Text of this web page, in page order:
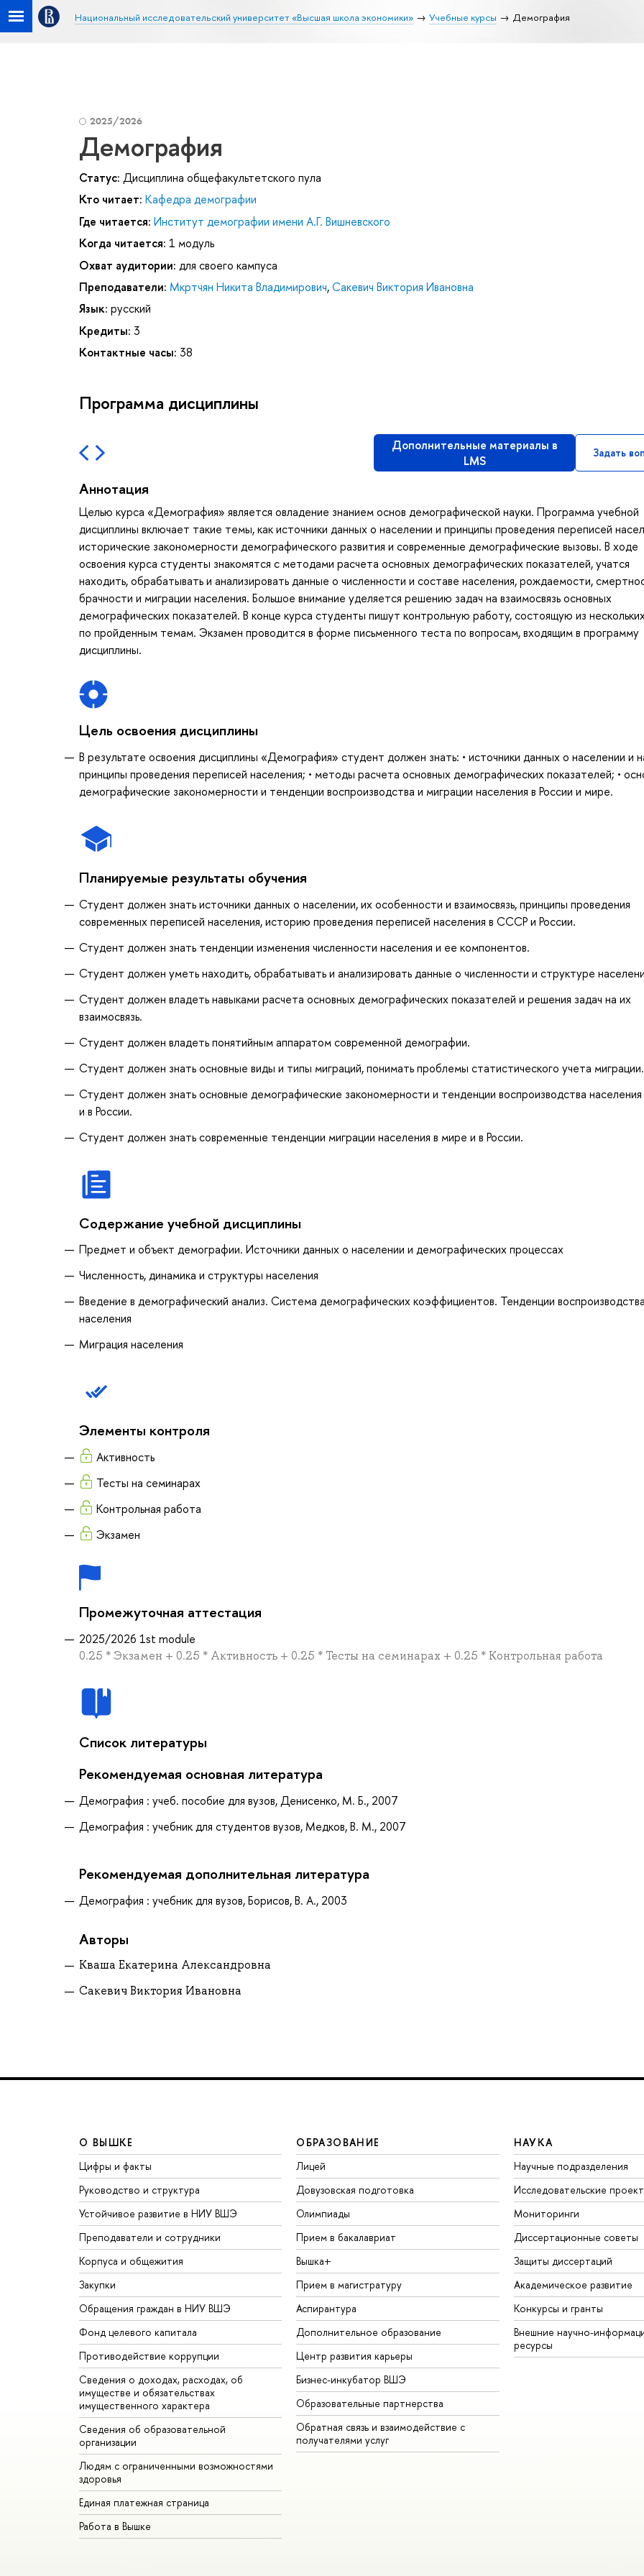
Национальный исследовательский университет «Высшая школа экономики» Учебные курсы Демография
2025/2026
Демография
Статус: Дисциплина общефакультетского пула
Кто читает: Кафедра демографии
Где читается: Институт демографии имени А.Г. Вишневского
Когда читается: 1 модуль
Охват аудитории: для своего кампуса
Преподаватели: Мкртчян Никита Владимирович,Сакевич Виктория Ивановна
Язык: русский
Кредиты: 3
Контактные часы: 38
Программа дисциплины
Дополнительные материалы в
LMS
Задать
Аннотация
Целью курса «Демография» является овладение знанием основ демографической науки. Программа учебной
дисциплины включает такие темы, как источники данных о населении и принципы проведения переписей
исторические закономерности демографического развития и современные демографические вызовы. В ходе
освоения курса студенты знакомятся с методами расчета основных демографических показателей, учатся
находить, обрабатывать и анализировать данные о численности и составе населения, рождаемости,
брачности и миграции населения. Большое внимание уделяется решению задач на взаимосвязь основных
демографических показателей. В конце курса студенты пишут контрольную работу, состоящую из
по пройденным темам. Экзамен проводится в форме письменного теста по вопросам, входящим в программу
дисциплины.
Цель освоения дисциплины
В результате освоения дисциплины «Демография» студент должен знать: • источники данных о населении и
принципы проведения переписей населения; • методы расчета основных демографических показателей; •
демографические закономерности и тенденции воспроизводства и миграции населения в России и мире.
Планируемые результаты обучения
Студент должен знать источники данных о населении, их особенности и взаимосвязь, принципы проведения
современных переписей населения, историю проведения переписей населения в СССР и России.
Студент должен знать тенденции изменения численности населения и ее компонентов.
Студент должен уметь находить, обрабатывать и анализировать данные о численности и структуре
Студент должен владеть навыками расчета основных демографических показателей и решения задач на их
взаимосвязь.
Студент должен владеть понятийным аппаратом современной демографии.
Студент должен знать основные виды и типы миграций, понимать проблемы статистического учета миграции.
Студент должен знать основные демографические закономерности и тенденции воспроизводства
и в России.
Студент должен знать современные тенденции миграции населения в мире и в России.
Содержание учебной дисциплины
Предмет и объект демографии. Источники данных о населении и демографических процессах
Численность, динамика и структуры населения
Введение в демографический анализ. Система демографических коэффициентов. Тенденции воспроизводства
населения
Миграция населения
Элементы контроля
Активность
Тесты на семинарах
Контрольная работа
Экзамен
Промежуточная аттестация
2025/2026 1st module
0.25 * Экзамен + 0.25 * Активность + 0.25 * Тесты на семинарах + 0.25 * Контрольная работа
Список литературы
Рекомендуемая основная литература
Демография : учеб. пособие для вузов, Денисенко, М. Б., 2007
Демография : учебник для студентов вузов, Медков, В. М., 2007
Рекомендуемая дополнительная литература
Демография : учебник для вузов, Борисов, В. А., 2003
Авторы
Кваша Екатерина Александровна
Сакевич Виктория Ивановна
О ВЫШКЕ
Цифры и факты
Руководство и структура
Устойчивое развитие в НИУ ВШЭ
Преподаватели и сотрудники
Корпуса и общежития
Закупки
Обращения граждан в НИУ ВШЭ
Фонд целевого капитала
Противодействие коррупции
Сведения о доходах, расходах, об
имуществе и обязательствах
имущественного характера
Сведения об образовательной
организации
Людям с ограниченными возможностями
здоровья
Единая платежная страница
Работа в Вышке
ОБРАЗОВАНИЕ
Лицей
Довузовская подготовка
Олимпиады
Прием в бакалавриат
Вышка+
Прием в магистратуру
Аспирантура
Дополнительное образование
Центр развития карьеры
Бизнес-инкубатор ВШЭ
Образовательные партнерства
Обратная связь и взаимодействие с
получателями услуг
НАУКА
Научные подразделения
Исследовательские
Мониторинги
Диссертационные советы
Защиты диссертаций
Академическое развитие
Конкурсы и гранты
Внешние научно-
ресурсы